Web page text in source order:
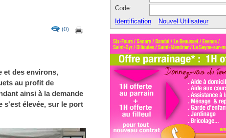
(0)
et des environs,
au profit de
ainsi à la demande
s'est élevée, sur le port
Code:
Identification
Nouvel Utilisateur